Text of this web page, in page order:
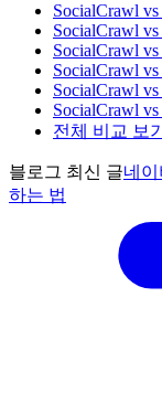
SocialCrawl
SocialCrawl vs
SocialCrawl
SocialCrawl
SocialCrawl
SocialCrawl vs
전체 비교 보기
블로그 최신 글네이
하는 법